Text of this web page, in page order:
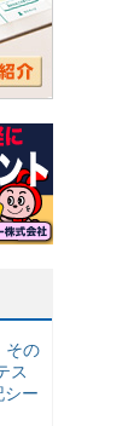
その
ス
シー